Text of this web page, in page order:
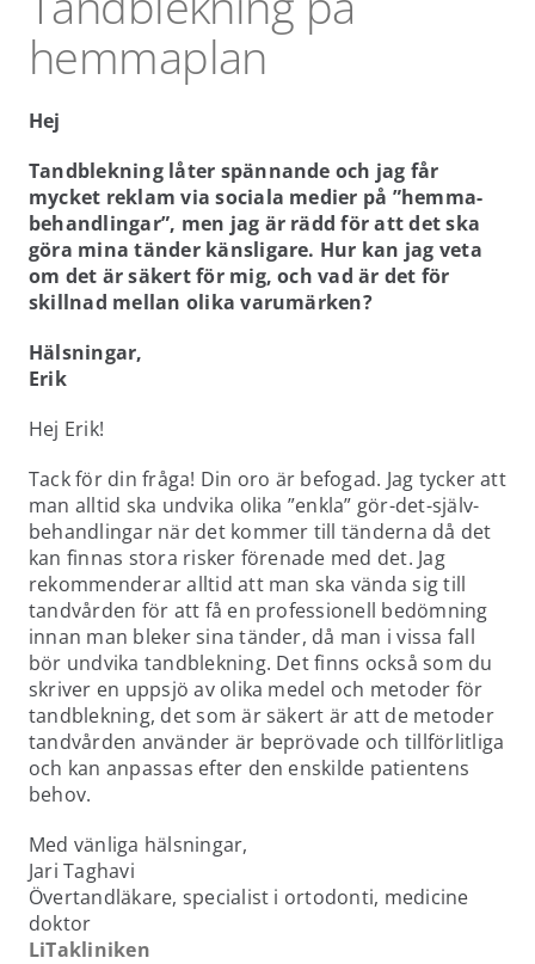
CHECKLISTOR
PODD
KARRIÄR
hemmaplan
Hej
Tandblekning låter spännande och jag får
mycket reklam via sociala medier på ”hemma-
behandlingar”, men jag är rädd för att det ska
göra mina tänder känsligare. Hur kan jag veta
om det är säkert för mig, och vad är det för
skillnad mellan olika varumärken?
Hälsningar,
Erik
Hej Erik!
Tack för din fråga! Din oro är befogad. Jag tycker att
man alltid ska undvika olika ”enkla” gör-det-själv-
behandlingar när det kommer till tänderna då det
kan finnas stora risker förenade med det. Jag
rekommenderar alltid att man ska vända sig till
tandvården för att få en professionell bedömning
innan man bleker sina tänder, då man i vissa fall
bör undvika tandblekning. Det finns också som du
skriver en uppsjö av olika medel och metoder för
tandblekning, det som är säkert är att de metoder
tandvården använder är beprövade och tillförlitliga
och kan anpassas efter den enskilde patientens
behov.
Med vänliga hälsningar,
Jari Taghavi
Övertandläkare, specialist i ortodonti, medicine
doktor
LiTakliniken